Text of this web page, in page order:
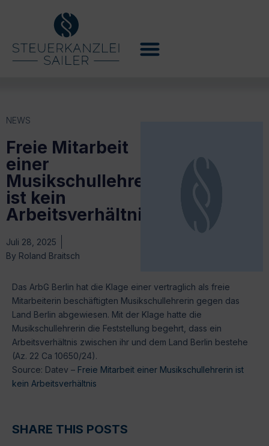
NEWS
Freie Mitarbeit
einer
Musikschullehrerin
ist kein
Arbeitsverhältnis
Juli 28, 2025
By Roland Braitsch
Das ArbG Berlin hat die Klage einer vertraglich als freie
Mitarbeiterin beschäftigten Musikschullehrerin gegen das
Land Berlin abgewiesen. Mit der Klage hatte die
Musikschullehrerin die Feststellung begehrt, dass ein
Arbeitsverhältnis zwischen ihr und dem Land Berlin bestehe
(Az. 22 Ca 10650/24).
Source: Datev – Freie Mitarbeit einer Musikschullehrerin ist
kein Arbeitsverhältnis
SHARE THIS POSTS